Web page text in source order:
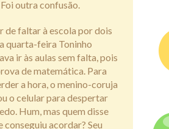
outra confusão.
de faltar à escola por dois
quarta-feira Toninho
ir às aulas sem falta, pois
de matemática. Para
a hora, o menino-coruja
o celular para despertar
Hum, mas quem disse
conseguiu acordar? Seu